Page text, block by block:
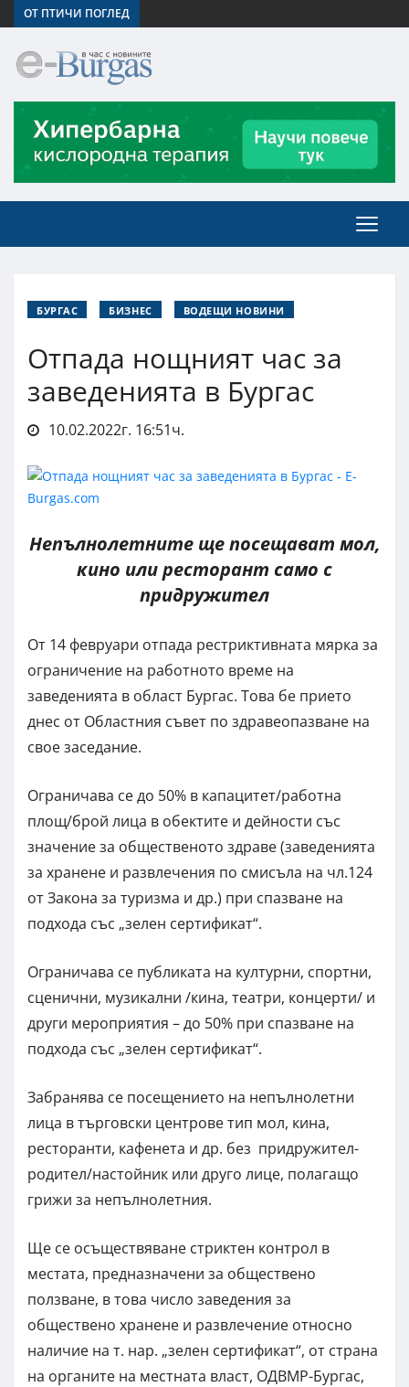
ОТ ПТИЧИ ПОГЛЕД
БУРГАС БИЗНЕС ВОДЕЩИ НОВИНИ
Отпада нощният час за
заведенията в Бургас
10.02.2022г. 16:51ч.
Непълнолетните ще посещават мол,
кино или ресторант само с
придружител
От 14 февруари отпада рестриктивната мярка за
ограничение на работното време на
заведенията в област Бургас. Това бе прието
днес от Областния съвет по здравеопазване на
свое заседание.
Ограничава се до 50% в капацитет/работна
площ/брой лица в обектите и дейности със
значение за общественото здраве (заведенията
за хранене и развлечения по смисъла на чл.124
от Закона за туризма и др.) при спазване на
подхода със „зелен сертификат“.
Ограничава се публиката на културни, спортни,
сценични, музикални /кина, театри, концерти/ и
други мероприятия – до 50% при спазване на
подхода със „зелен сертификат“.
Забранява се посещението на непълнолетни
лица в търговски центрове тип мол, кина,
ресторанти, кафенета и др. без придружител-
родител/настойник или друго лице, полагащо
грижи за непълнолетния.
Ще се осъществяване стриктен контрол в
местата, предназначени за обществено
ползване, в това число заведения за
обществено хранене и развлечение относно
наличие на т. нар. „зелен сертификат“, от страна
на органите на местната власт, ОДВМР-Бургас,